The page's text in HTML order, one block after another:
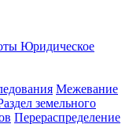
Юридическое
Межевание
земельного
Перераспределение